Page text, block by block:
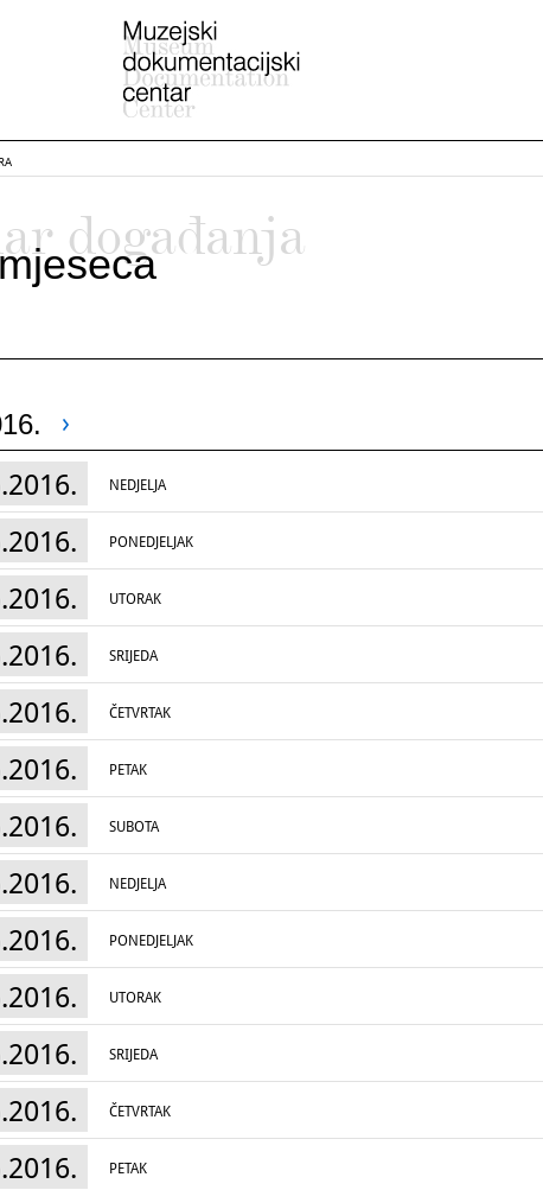
događanja
NEDJELJA
PONEDJELJAK
UTORAK
SRIJEDA
ČETVRTAK
PETAK
SUBOTA
NEDJELJA
PONEDJELJAK
UTORAK
SRIJEDA
ČETVRTAK
PETAK